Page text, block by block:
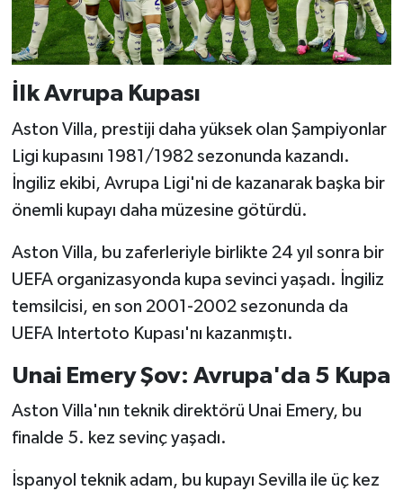
İlk Avrupa Kupası
Aston Villa, prestiji daha yüksek olan Şampiyonlar
Ligi kupasını 1981/1982 sezonunda kazandı.
İngiliz ekibi, Avrupa Ligi'ni de kazanarak başka bir
önemli kupayı daha müzesine götürdü.
Aston Villa, bu zaferleriyle birlikte 24 yıl sonra bir
UEFA organizasyonda kupa sevinci yaşadı. İngiliz
temsilcisi, en son 2001-2002 sezonunda da
UEFA Intertoto Kupası'nı kazanmıştı.
Unai Emery Şov: Avrupa'da 5 Kupa
Aston Villa'nın teknik direktörü Unai Emery, bu
finalde 5. kez sevinç yaşadı.
İspanyol teknik adam, bu kupayı Sevilla ile üç kez
Su Sporları
Diğer Spor Dalları